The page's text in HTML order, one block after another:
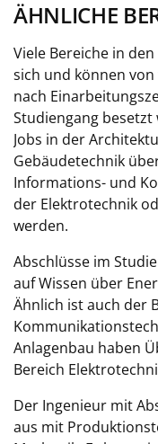
ÄHNLICHE
Viele Bereiche in
sich und können
nach
Studiengang
Jobs in der
Gebäudetechnik
Informations- und
der Elektrotechnik
werden.
Abschlüsse im
auf Wissen über
Ähnlich ist auch der
Anlagenbau haben
Bereich
Der Ingenieur mit
aus mit